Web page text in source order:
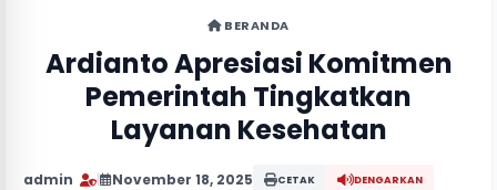
BERANDA
Ardianto Apresiasi Komitmen
Pemerintah Tingkatkan
Layanan Kesehatan
admin November 18, 2025 CETAK DENGARKAN